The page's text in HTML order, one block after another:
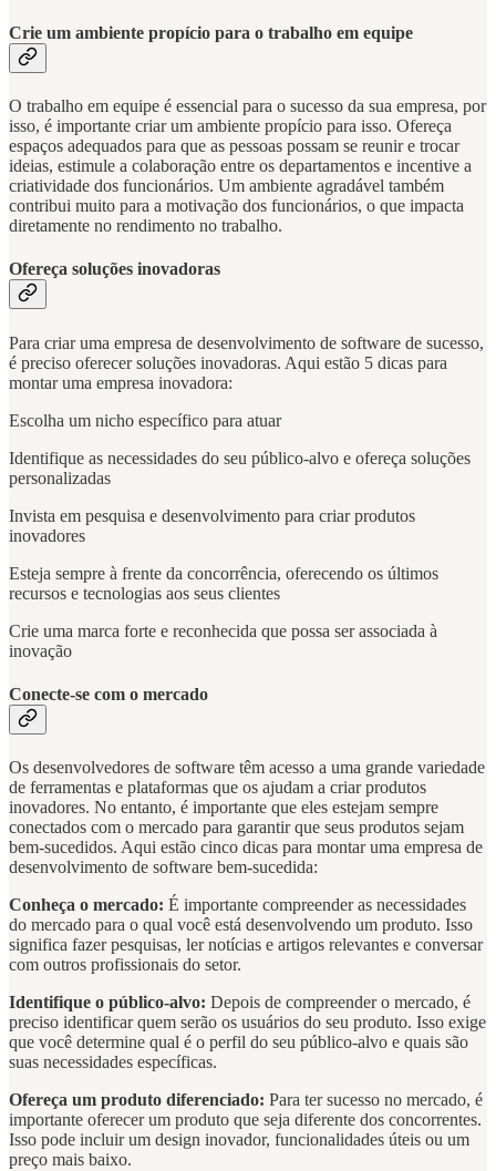
Crie um ambiente propício para o trabalho em equipe
O trabalho em equipe é essencial para o sucesso da sua empresa, por
isso, é importante criar um ambiente propício para isso. Ofereça
espaços adequados para que as pessoas possam se reunir e trocar
ideias, estimule a colaboração entre os departamentos e incentive a
criatividade dos funcionários. Um ambiente agradável também
contribui muito para a motivação dos funcionários, o que impacta
diretamente no rendimento no trabalho.
Ofereça soluções inovadoras
Para criar uma empresa de desenvolvimento de software de sucesso,
é preciso oferecer soluções inovadoras. Aqui estão 5 dicas para
montar uma empresa inovadora:
Escolha um nicho específico para atuar
Identifique as necessidades do seu público-alvo e ofereça soluções
personalizadas
Invista em pesquisa e desenvolvimento para criar produtos
inovadores
Esteja sempre à frente da concorrência, oferecendo os últimos
recursos e tecnologias aos seus clientes
Crie uma marca forte e reconhecida que possa ser associada à
inovação
Conecte-se com o mercado
Os desenvolvedores de software têm acesso a uma grande variedade
de ferramentas e plataformas que os ajudam a criar produtos
inovadores. No entanto, é importante que eles estejam sempre
conectados com o mercado para garantir que seus produtos sejam
bem-sucedidos. Aqui estão cinco dicas para montar uma empresa de
desenvolvimento de software bem-sucedida:
Conheça o mercado: É importante compreender as necessidades
do mercado para o qual você está desenvolvendo um produto. Isso
significa fazer pesquisas, ler notícias e artigos relevantes e conversar
com outros profissionais do setor.
Identifique o público-alvo: Depois de compreender o mercado, é
preciso identificar quem serão os usuários do seu produto. Isso exige
que você determine qual é o perfil do seu público-alvo e quais são
suas necessidades específicas.
Ofereça um produto diferenciado: Para ter sucesso no mercado, é
importante oferecer um produto que seja diferente dos concorrentes.
Isso pode incluir um design inovador, funcionalidades úteis ou um
preço mais baixo.